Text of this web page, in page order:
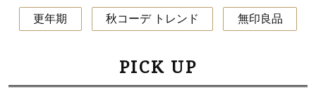
更年期 秋コーデ トレンド 無印良品
PICK UP